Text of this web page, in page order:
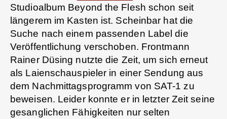
Studioalbum Beyond the Flesh schon seit
längerem im Kasten ist. Scheinbar hat die
Suche nach einem passenden Label die
Veröffentlichung verschoben. Frontmann
Rainer Düsing nutzte die Zeit, um sich erneut
als Laienschauspieler in einer Sendung aus
dem Nachmittagsprogramm von SAT-1 zu
beweisen. Leider konnte er in letzter Zeit seine
gesanglichen Fähigkeiten nur selten